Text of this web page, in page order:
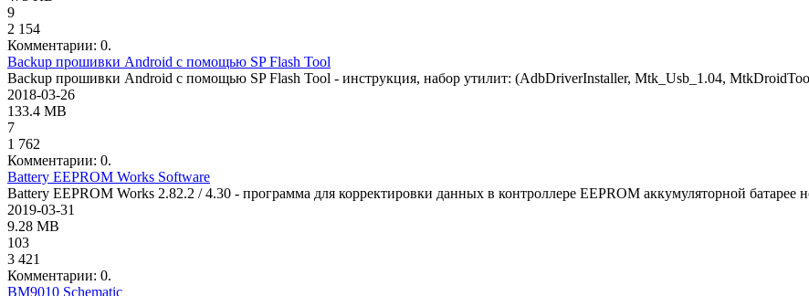
9
2 154
Комментарии: 0.
Backup прошивки Android с помощью SP Flash Tool
Backup прошивки Android с помощью SP Flash Tool - инструкция, набор утилит: (AdbDriverInstaller, Mtk_Usb_1.04,
2018-03-26
133.4 MB
7
1 762
Комментарии: 0.
Battery EEPROM Works Software
Battery EEPROM Works 2.82.2 / 4.30 - программа для корректировки данных в контроллере EEPROM аккумуляторной батарее
2019-03-31
9.28 MB
103
3 421
Комментарии: 0.
BM9010 Schematic